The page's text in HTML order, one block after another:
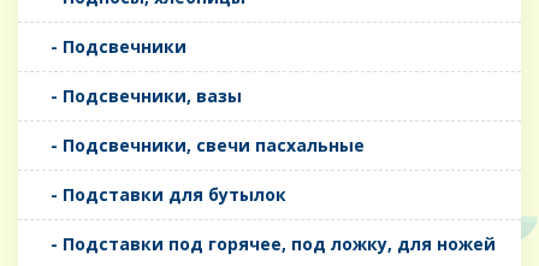
- Подсвечники
- Подсвечники, вазы
- Подсвечники, свечи пасхальные
- Подставки для бутылок
- Подставки под горячее, под ложку, для ножей